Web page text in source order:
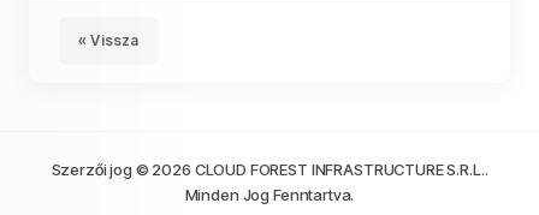
« Vissza
Szerzői jog © 2026 CLOUD FOREST INFRASTRUCTURE S.R.L..
Minden Jog Fenntartva.